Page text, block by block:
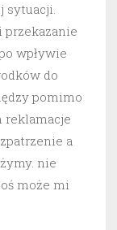
sytuacji.
przekazanie
wpływie
do
pomimo
reklamacje
a
nie
może mi